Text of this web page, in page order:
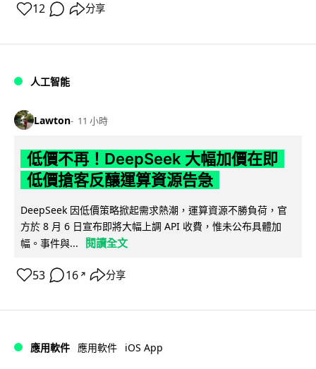
12 分享
人工智能
Lawton 11 小時
低價不再！DeepSeek 大幅加價在即
低價搶客反釀運算資源告急
DeepSeek 因低價策略掀起需求熱潮，運算資源不勝負荷，官
方於 8 月 6 日宣布即將大幅上調 API 收費，惟未公布具體加
幅。事件與...
閱讀全文
53 16 ↗ 分享
應用軟件 應用軟件 iOS App